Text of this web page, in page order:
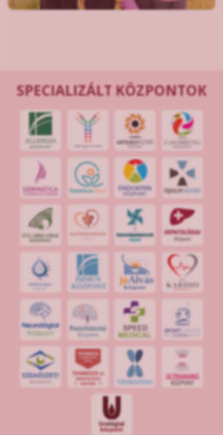
SPECIALIZÁLT KÖZPONTOK
IMMUN
KÖZPONT
jóAlvás
Központ
SPOR